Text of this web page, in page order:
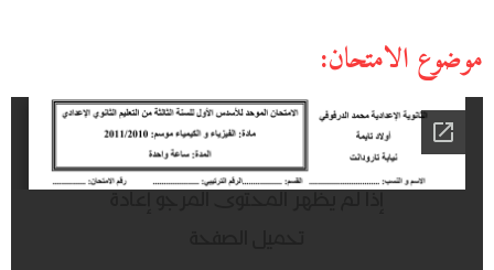
موضوع الامتحان: